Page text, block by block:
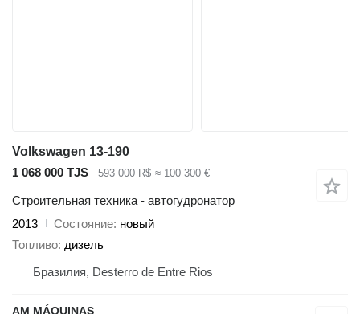
Volkswagen 13-190
1 068 000 TJS
593 000 R$ ≈ 100 300 €
Строительная техника - автогудронатор
2013
Состояние новый
Топливо дизель
Бразилия, Desterro de Entre Rios
AM MÁQUINAS